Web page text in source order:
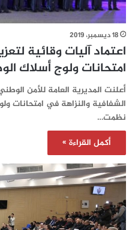
18 ديسمبر، 2019
اعتماد آليات وقائية
امتحانات ولوج أسلاك
أعلنت المديرية العامة للأمن
الشفافية والنزاهة في امتحانات
نظمت…
أكمل القراءة »